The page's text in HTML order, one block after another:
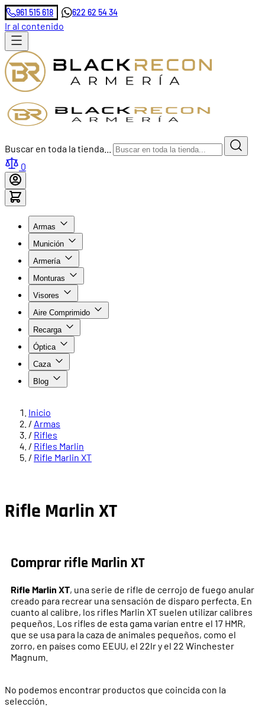
961 515 618 622 62 54 34
Ir al contenido
Buscar en toda la tienda...
0
Armas
Munición
Armería
Monturas
Visores
Aire Comprimido
Recarga
Óptica
Caza
Blog
Inicio
/ Armas
/ Rifles
/ Rifles Marlin
/ Rifle Marlin XT
Rifle Marlin XT
Comprar rifle Marlin XT
Rifle Marlin XT, una serie de rifle de cerrojo de fuego anular
creado para recrear una sensación de disparo perfecta. En
cuanto al calibre, los rifles Marlin XT suelen utilizar calibres
pequeños. Los rifles de esta gama varían entre el 17 HMR,
que se usa para la caza de animales pequeños, como el
zorro, en países como EEUU, el 22lr y el 22 Winchester
Magnum.
No podemos encontrar productos que coincida con la
selección.